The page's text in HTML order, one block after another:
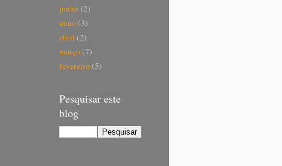
junho(2)
maio(3)
abril (2)
março(7)
fevereiro(5)
Pesquisar este
blog